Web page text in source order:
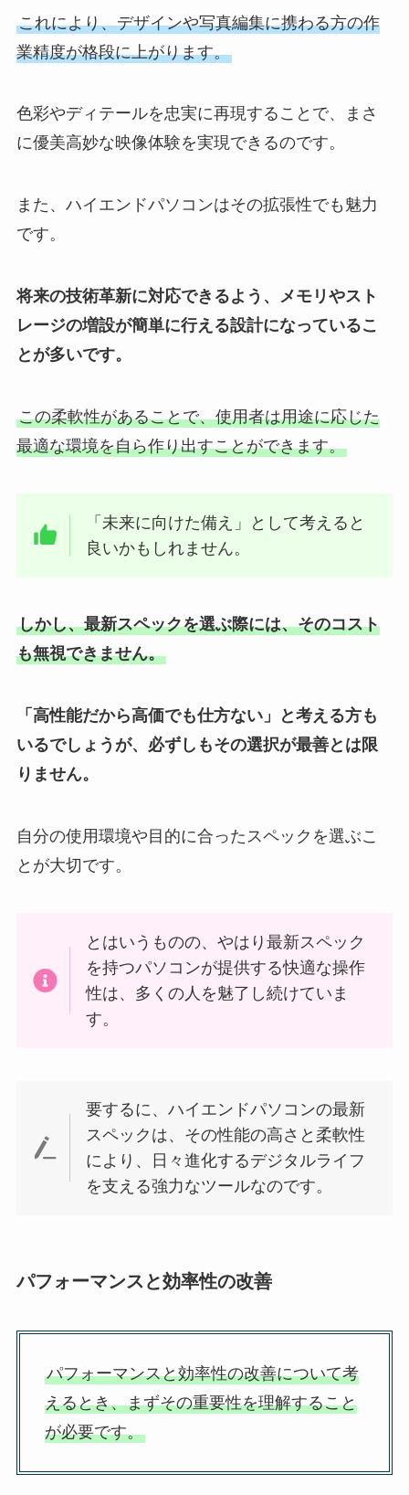
これにより、デザインや写真編集に携わる方の作
業精度が格段に上がります。
色彩やディテールを忠実に再現することで、まさ
に優美高妙な映像体験を実現できるのです。
また、ハイエンドパソコンはその拡張性でも魅力
です。
将来の技術革新に対応できるよう、メモリやスト
レージの増設が簡単に行える設計になっているこ
とが多いです。
この柔軟性があることで、使用者は用途に応じた
最適な環境を自ら作り出すことができます。
「未来に向けた備え」として考えると
良いかもしれません。
しかし、最新スペックを選ぶ際には、そのコスト
も無視できません。
「高性能だから高価でも仕方ない」と考える方も
いるでしょうが、必ずしもその選択が最善とは限
りません。
自分の使用環境や目的に合ったスペックを選ぶこ
とが大切です。
とはいうものの、やはり最新スペック
を持つパソコンが提供する快適な操作
性は、多くの人を魅了し続けていま
す。
要するに、ハイエンドパソコンの最新
スペックは、その性能の高さと柔軟性
により、日々進化するデジタルライフ
を支える強力なツールなのです。
パフォーマンスと効率性の改善
パフォーマンスと効率性の改善について考
えるとき、まずその重要性を理解すること
が必要です。